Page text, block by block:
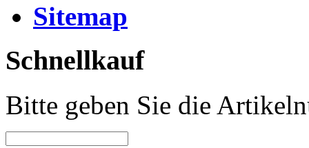
Sitemap
Schnellkauf
Bitte geben Sie die